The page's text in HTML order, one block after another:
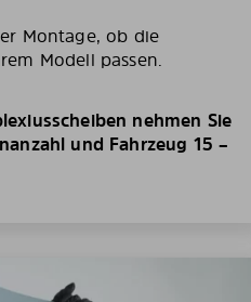
Montage, ob die
Modell passen.
nehmen Sie
und Fahrzeug 15 –